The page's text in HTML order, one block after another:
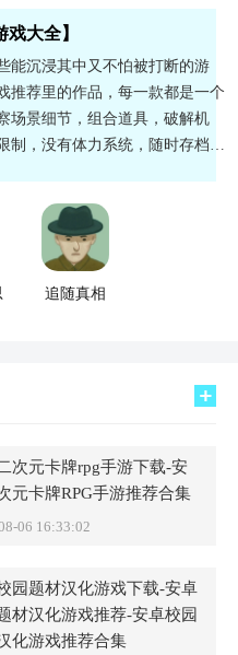
大全】
能沉浸其中又不怕被打断的游
推荐里的作品，每一款都是一个
场景细节，组合道具，破解机
制，没有体力系统，随时存档随
追随真相
次元卡牌rpg手游下载-安
元卡牌RPG手游推荐合集
06 16:33:02
园题材汉化游戏下载-安卓
材汉化游戏推荐-安卓校园
化游戏推荐合集